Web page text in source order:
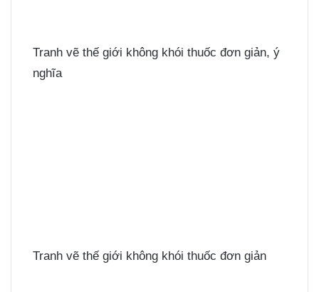
Tranh vẽ thế giới không khói thuốc đơn giản, ý
nghĩa
Tranh vẽ thế giới không khói thuốc đơn giản